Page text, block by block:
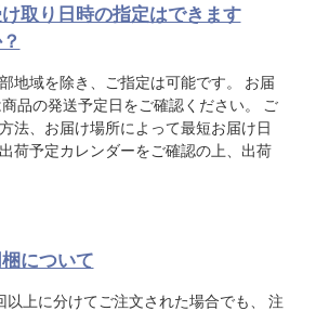
取り日時の指定はできます
地域を除き、ご指定は可能です。 お届
品の発送予定日をご確認ください。 ご
法、お届け場所によって最短お届け日
荷予定カレンダーをご確認の上、出荷
梱について
以上に分けてご注文された場合でも、 注